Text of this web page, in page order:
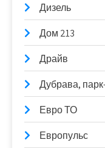
Дизель
Дом 213
Драйв
Дубрава,
Евро ТО
Европульс